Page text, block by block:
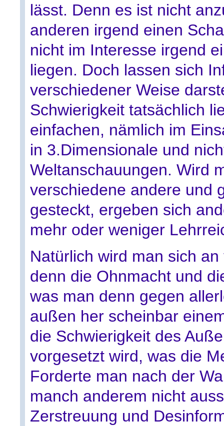
lässt. Denn es ist nicht
anderen irgend einen
nicht im Interesse irgend
liegen. Doch lassen sich
verschiedener Weise
Schwierigkeit tatsächlich
einfachen, nämlich im
in 3.Dimensionale und
Weltanschauungen. Wird
verschiedene andere und
gesteckt, ergeben sich
mehr oder weniger
Natürlich wird man sich
denn die Ohnmacht und
was man denn gegen
außen her scheinbar
die Schwierigkeit des
vorgesetzt wird, was die
Forderte man nach der
manch anderem nicht
Zerstreuung und